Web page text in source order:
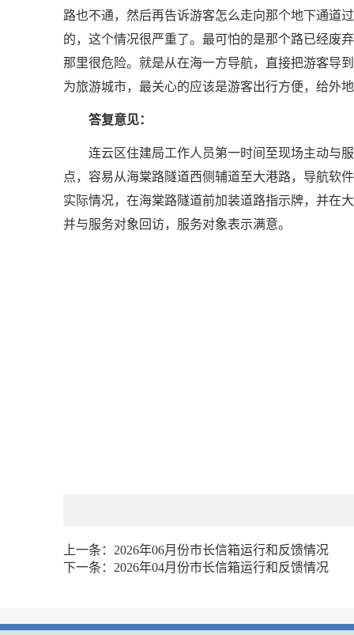
路也不通，然后再告诉游客怎么走向那个地下通道
的，这个情况很严重了。最可怕的是那个路已经废
那里很危险。就是从在海一方导航，直接把游客导
为旅游城市，最关心的应该是游客出行方便，给外
答复意见：
连云区住建局工作人员第一时间至现场主动与
点，容易从海棠路隧道西侧辅道至大港路，导航软
实际情况，在海棠路隧道前加装道路指示牌，并在
并与服务对象回访，服务对象表示满意。
上一条： 2026年06月份市长信箱运行和反馈情况
下一条： 2026年04月份市长信箱运行和反馈情况